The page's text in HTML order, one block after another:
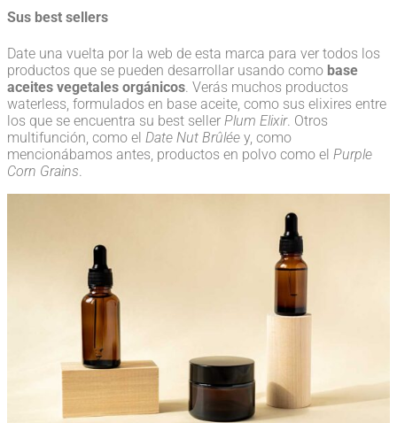
Sus best sellers
Date una vuelta por la web de esta marca para ver todos los
productos que se pueden desarrollar usando como base
aceites vegetales orgánicos . Verás muchos productos
waterless, formulados en base aceite, como sus elixires entre
los que se encuentra su best seller Plum Elixir. Otros
multifunción, como el Date Nut Brûlée y, como
mencionábamos antes, productos en polvo como el Purple
Corn Grains